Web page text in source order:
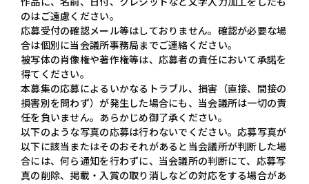
のはご遠慮ください。
応募受付の確認メール等はしておりません。確認が必要な場
合は個別に当会議所事務局までご連絡ください。
被写体の肖像権や著作権等は、応募者の責任において承諾を
得てください。
本募集の応募によるいかなるトラブル、損害（直接、間接の
損害別を問わず）が発生した場合にも、当会議所は一切の責
任を負いません。あらかじめ御了承ください。
以下のような写真の応募は行わないでください。応募写真が
以下に該当またはそのおそれがあると当会議所が判断した場
合には、何ら通知を行わずに、当会議所の判断にて、応募写
真の削除、掲載・入賞の取り消しなどの対応をする場合があ